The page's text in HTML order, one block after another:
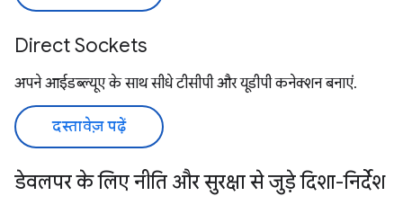
Direct Sockets
अपने आईडब्ल्यूए के साथ सीधे टीसीपी और यूडीपी कनेक्शन बनाएं.
दस्तावेज़ पढ़ें
डेवलपर के लिए नीति और सुरक्षा से जुड़े दिशा-निर्देश